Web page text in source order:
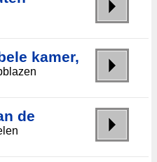
kamer,
de